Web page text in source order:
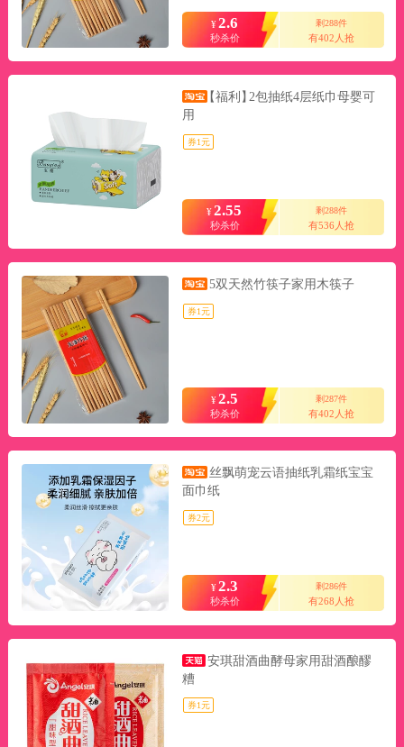
¥2.6
秒杀价
剩288件
有402人抢
【福利】2包抽纸4层纸巾母婴可
用
券1元
¥ 2.55
秒杀价
剩288件
有536人抢
5双天然竹筷子家用木筷子
券1元
¥2.5
秒杀价
剩287件
有402人抢
丝飘萌宠云语抽纸乳霜纸宝宝
面巾纸
券2元
¥2.3
秒杀价
剩286件
有268人抢
安琪甜酒曲酵母家用甜酒酿醪
糟
券1元